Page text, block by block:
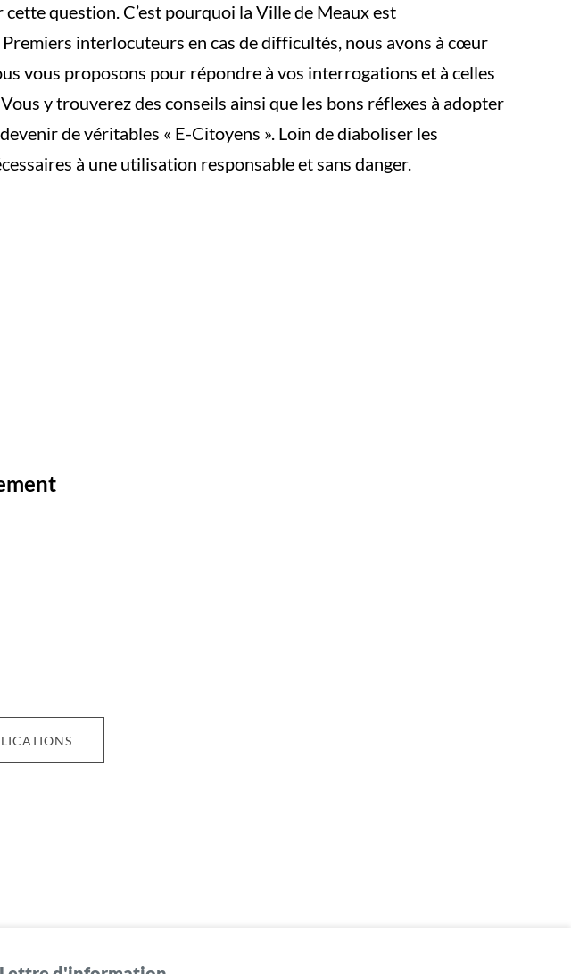
question. C’est pourquoi la Ville de Meaux est
interlocuteurs en cas de difficultés, nous avons à cœur
vous proposons pour répondre à vos interrogations et à celles
y trouverez des conseils ainsi que les bons réflexes à adopter
de véritables « E-Citoyens ». Loin de diaboliser les
à une utilisation responsable et sans danger.